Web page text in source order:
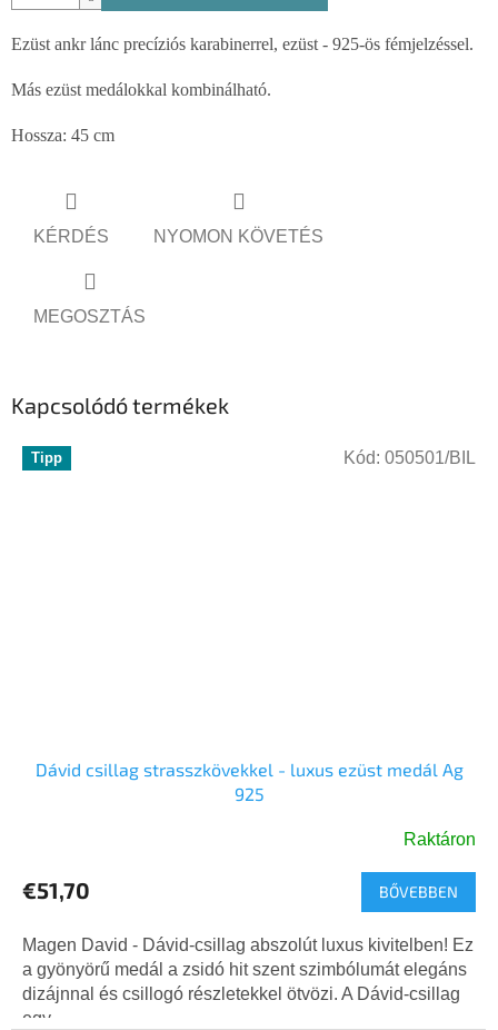
Ezüst ankr lánc precíziós karabinerrel, ezüst - 925-ös fémjelzéssel.
Más ezüst medálokkal kombinálható.
Hossza: 45 cm
KÉRDÉS NYOMON KÖVETÉS
MEGOSZTÁS
Kapcsolódó termékek
Tipp
Dávid csillag strasszkövekkel - luxus ezüst medál Ag
925
átlagos
5-
ből
5,0
csillag.
Raktáron
€51,70 BŐVEBBEN
Magen David - Dávid-csillag abszolút luxus kivitelben! Ez
a gyönyörű medál a zsidó hit szent szimbólumát elegáns
dizájnnal és csillogó részletekkel ötvözi. A Dávid-csillag
egy...
Kód: 050501/BIL